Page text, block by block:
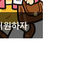
원하자